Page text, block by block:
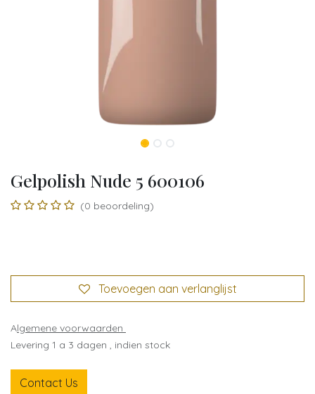
Gelpolish Nude 5 600106
(0 beoordeling)
Toevoegen aan verlanglijst
Algemene voorwaarden
Levering 1 a 3 dagen , indien stock
Contact Us